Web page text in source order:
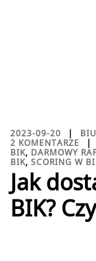
2023-09-20
2 KOMENTARZE
BIK, DARMOWY
BIK, SCORING W
Jak
BIK?